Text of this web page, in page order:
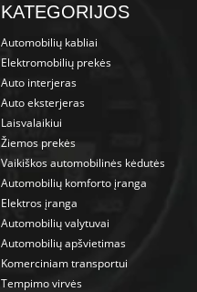
KATEGORIJOS
Automobilių kabliai
Elektromobilių prekės
Auto interjeras
Auto eksterjeras
Laisvalaikiui
Žiemos prekės
Vaikiškos automobilinės kėdutės
Automobilių komforto įranga
Elektros įranga
Automobilių valytuvai
Automobilių apšvietimas
Komerciniam transportui
Tempimo virvės